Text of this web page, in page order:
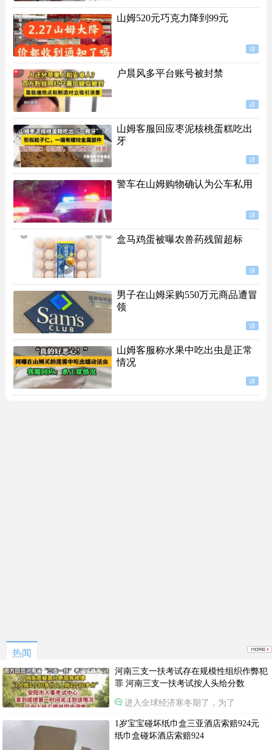
山姆520元巧克力降到99元
详
户晨风多平台账号被封禁
详
山姆客服回应枣泥核桃蛋糕吃出
牙
详
警车在山姆购物确认为公车私用
详
盒马鸡蛋被曝农兽药残留超标
详
男子在山姆采购550万元商品遭冒
领
详
山姆客服称水果中吃出虫是正常
情况
详
热闻
河南三支一扶考试存在规模性组织作弊犯
罪 河南三支一扶考试按人头给分数
进入全球经济寒冬期了，为了
1岁宝宝碰坏纸巾盒三亚酒店索赔924元
纸巾盒碰坏酒店索赔924